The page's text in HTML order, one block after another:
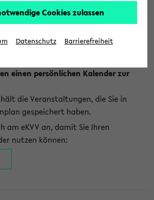
Ihnen das eKVV derzeit zur
einen persönlichen Kalender zur
die Veranstaltungen, die Sie in
gespeichert haben.
am eKVV an, damit Sie Ihren
nutzen können:
Cookies zulassen
Datenschutz Barrierefreiheit